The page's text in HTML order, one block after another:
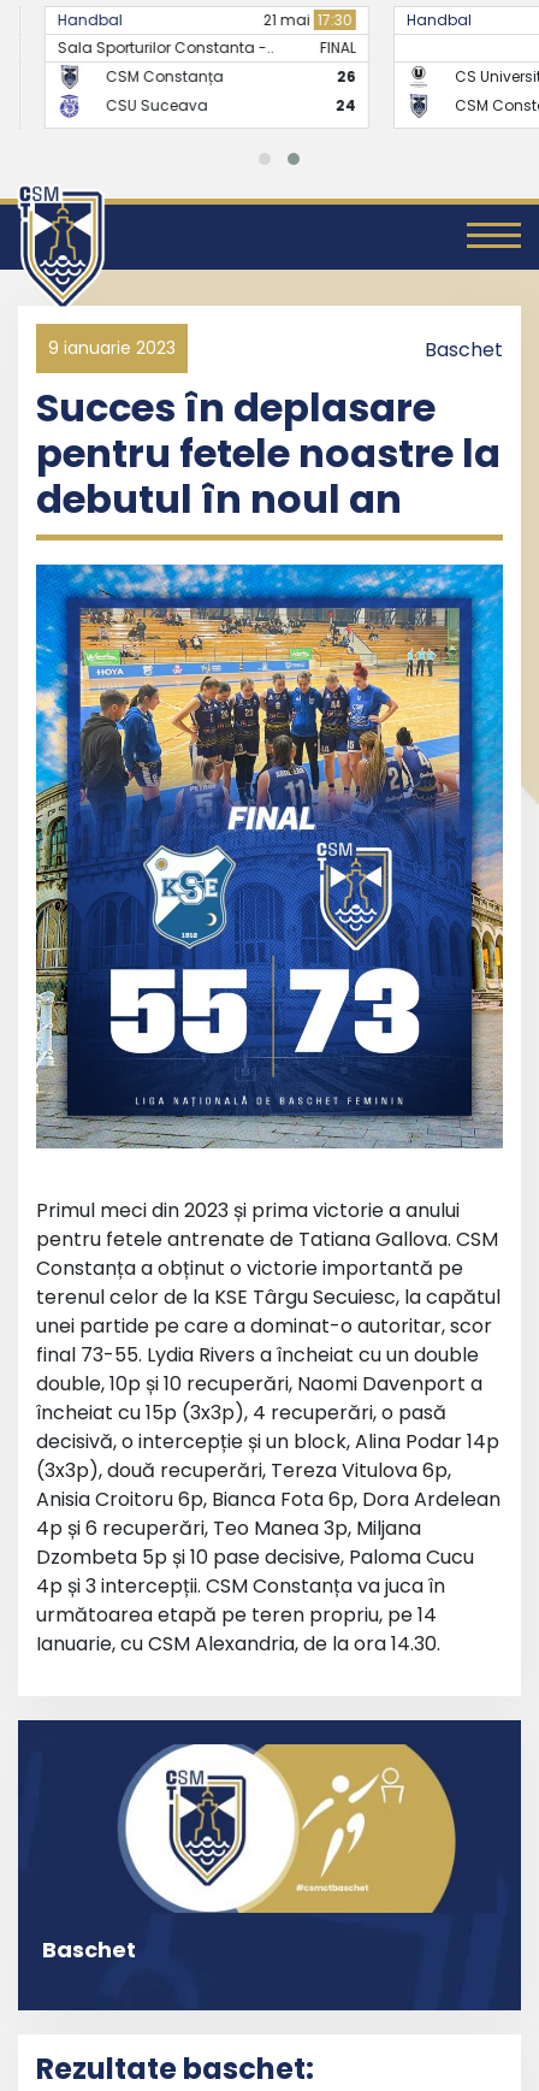
Handbal 21 mai17:30
Sala Sporturilor Constanta -..
FINAL
CSM Constanța
CSU Suceava
Handbal
CS
CSM
9 ianuarie 2023 Baschet
Succes în deplasare
pentru fetele noastre la
debutul în noul an
Primul meci din 2023 și prima victorie a anului
pentru fetele antrenate de Tatiana Gallova. CSM
Constanța a obținut o victorie importantă pe
terenul celor de la KSE Târgu Secuiesc, la capătul
unei partide pe care a dominat-o autoritar, scor
final 73-55. Lydia Rivers a încheiat cu un double
double, 10p și 10 recuperări, Naomi Davenport a
încheiat cu 15p (3x3p), 4 recuperări, o pasă
decisivă, o intercepție și un block, Alina Podar 14p
(3x3p), două recuperări, Tereza Vitulova 6p,
Anisia Croitoru 6p, Bianca Fota 6p, Dora Ardelean
4p și 6 recuperări, Teo Manea 3p, Miljana
Dzombeta 5p și 10 pase decisive, Paloma Cucu
4p și 3 intercepții. CSM Constanța va juca în
următoarea etapă pe teren propriu, pe 14
Ianuarie, cu CSM Alexandria, de la ora 14.30.
Baschet
Rezultate baschet: